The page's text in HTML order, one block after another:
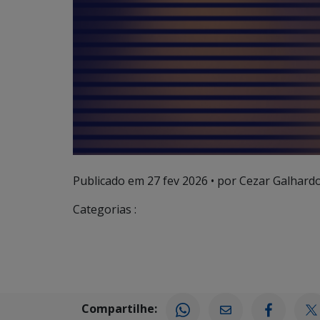
Publicado em 27 fev 2026 • por Cezar
Categorias :
Compartilhe: